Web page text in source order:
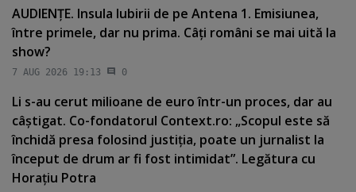
AUDIENŢE. Insula Iubirii de pe Antena 1. Emisiunea,
între primele, dar nu prima. Câţi români se mai uită la
show?
7 AUG 2026 19:13 0
Li s-au cerut milioane de euro într-un proces, dar au
câştigat. Co-fondatorul Context.ro: „Scopul este să
închidă presa folosind justiţia, poate un jurnalist la
început de drum ar fi fost intimidat”. Legătura cu
Horaţiu Potra